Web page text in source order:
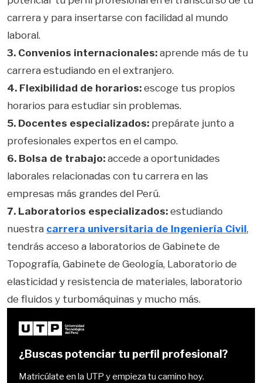
carrera y para insertarse con facilidad al mundo
laboral.
3. Convenios internacionales: aprende más de tu
carrera estudiando en el extranjero.
4. Flexibilidad de horarios: escoge tus propios
horarios para estudiar sin problemas.
5. Docentes especializados: prepárate junto a
profesionales expertos en el campo.
6. Bolsa de trabajo: accede a oportunidades
laborales relacionadas con tu carrera en las
empresas más grandes del Perú.
7. Laboratorios especializados: estudiando
nuestra carrera universitaria de Ingeniería Civil,
tendrás acceso a laboratorios de Gabinete de
Topografía, Gabinete de Geología, Laboratorio de
elasticidad y resistencia de materiales, laboratorio
de fluidos y turbomáquinas y mucho más.
¿Buscas potenciar tu perfil profesional?
Matricúlate en la UTP y empieza tu camino hoy.